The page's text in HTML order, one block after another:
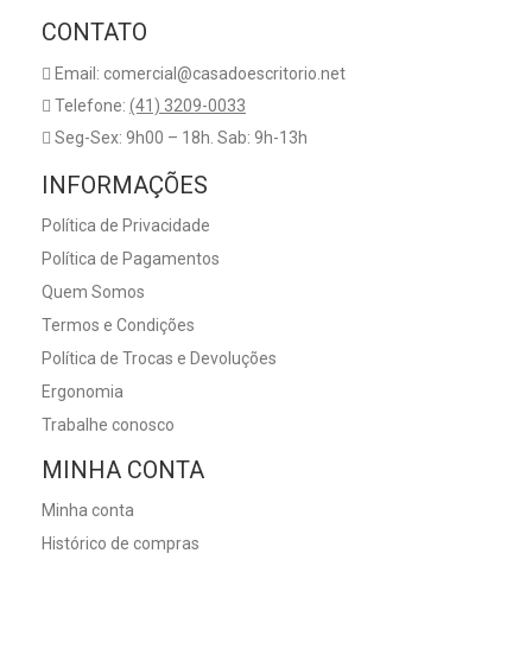
CONTATO
Email: comercial@casadoescritorio.net
Telefone: (41) 3209-0033
Seg-Sex: 9h00 – 18h. Sab: 9h-13h
INFORMAÇÕES
Política de Privacidade
Política de Pagamentos
Quem Somos
Termos e Condições
Política de Trocas e Devoluções
Ergonomia
Trabalhe conosco
MINHA CONTA
Minha conta
Histórico de compras